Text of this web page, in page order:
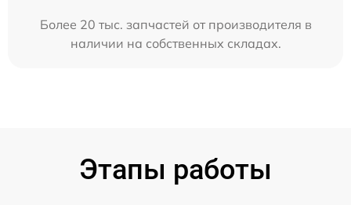
Более 20 тыс. запчастей от производителя в
наличии на собственных складах.
Этапы работы